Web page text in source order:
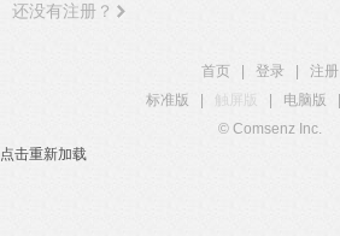
还没有注册？
首页 登录
注册
标准版
触屏版 电脑版
© Comsenz Inc.
点击重新加载